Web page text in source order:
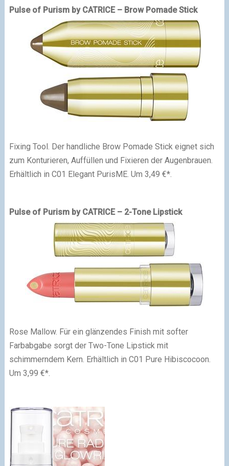
Pulse of Purism by CATRICE – Brow Pomade Stick
Fixing Tool. Der handliche Brow Pomade Stick eignet sich
zum Konturieren, Auffüllen und Fixieren der Augenbrauen.
Erhältlich in C01 Elegant PurisME. Um 3,49 €*.
Pulse of Purism by CATRICE – 2-Tone Lipstick
Rose Mallow. Für ein glänzendes Finish mit softer
Farbabgabe sorgt der Two-Tone Lipstick mit
schimmerndem Kern. Erhältlich in C01 Pure Hibiscocoon.
Um 3,99 €*.